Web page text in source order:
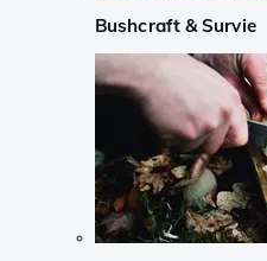
Bushcraft & Survie